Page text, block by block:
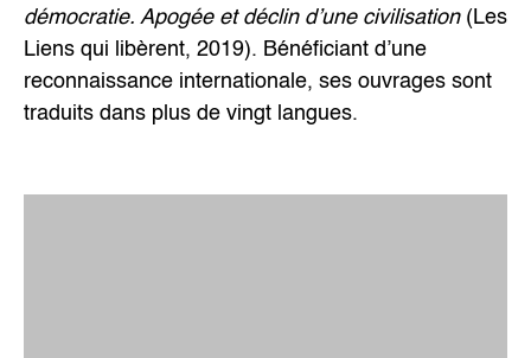
démocratie. Apogée et déclin d’une civilisation(Les
Liens qui libèrent, 2019). Bénéficiant d’une
reconnaissance internationale, ses ouvrages sont
traduits dans plus de vingt langues.